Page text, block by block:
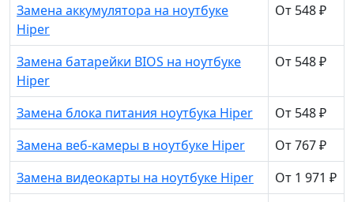
Замена аккумулятора на ноутбуке
Hiper
От 548 ₽
Замена батарейки BIOS на ноутбуке
Hiper
От 548 ₽
Замена блока питания ноутбука Hiper
От 548 ₽
Замена веб-камеры в ноутбуке Hiper
От 767 ₽
Замена видеокарты на ноутбуке Hiper
От 1 971 ₽